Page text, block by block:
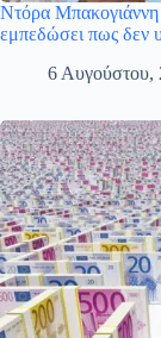
Ντόρα Μπακογιάννη
εμπεδώσει πως δεν
6 Αυγούστου,